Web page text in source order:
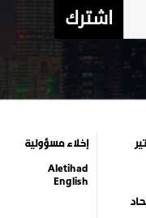
اشترك
إخلاء مسؤولية
Aletihad
English